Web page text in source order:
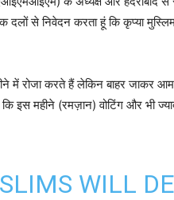
दलों से निवेदन करता हूं कि कृप्या
में रोजा करते हैं लेकिन बाहर जाकर
इस महीने (रमज़ान) वोटिंग और भी
WILL